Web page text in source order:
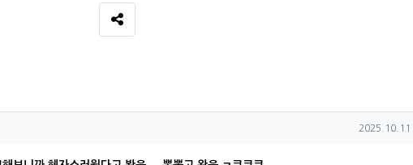
SNS 공유
작성일
2025.10.11